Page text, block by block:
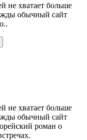
не хватает больше
обычный сайт
не хватает больше
обычный сайт
роман о